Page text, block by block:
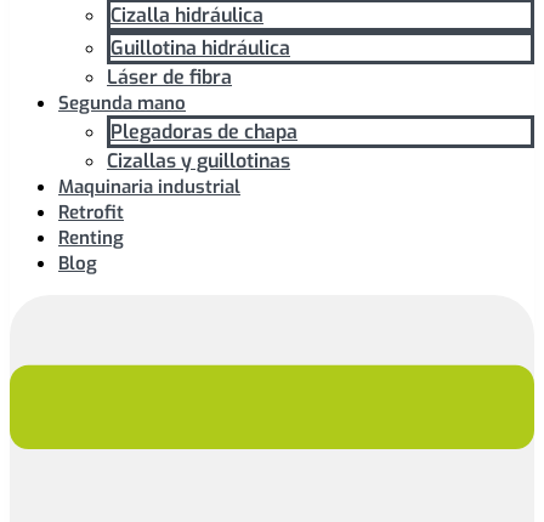
Cizalla hidráulica
Guillotina hidráulica
Láser de fibra
Segunda mano
Plegadoras de chapa
Cizallas y guillotinas
Maquinaria industrial
Retrofit
Renting
Blog